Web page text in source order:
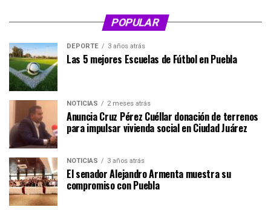
POPULAR
DEPORTE 3 años atrás
Las 5 mejores Escuelas de Fútbol en Puebla
NOTICIAS 2 meses atrás
Anuncia Cruz Pérez Cuéllar donación de terrenos
para impulsar vivienda social en Ciudad Juárez
NOTICIAS 3 años atrás
El senador Alejandro Armenta muestra su
compromiso con Puebla